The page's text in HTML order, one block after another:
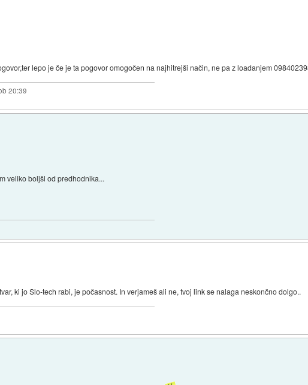
lepo je če je ta pogovor omogočen na najhitrejši način, ne pa z loadanjem
20:39
veliko boljši od predhodnika...
ki jo Slo-tech rabi, je počasnost. In verjameš ali ne, tvoj link se nalaga neskončno dolgo..